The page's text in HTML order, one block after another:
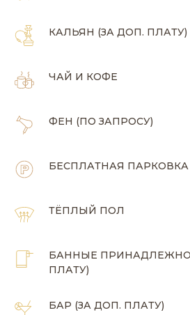
КАЛЬЯН (ЗА ДОП. ПЛАТУ)
ЧАЙ И КОФЕ
ФЕН (ПО ЗАПРОСУ)
БЕСПЛАТНАЯ ПАРКОВКА
ТЁПЛЫЙ ПОЛ
БАННЫЕ
ПЛАТУ)
БАР (ЗА ДОП. ПЛАТУ)